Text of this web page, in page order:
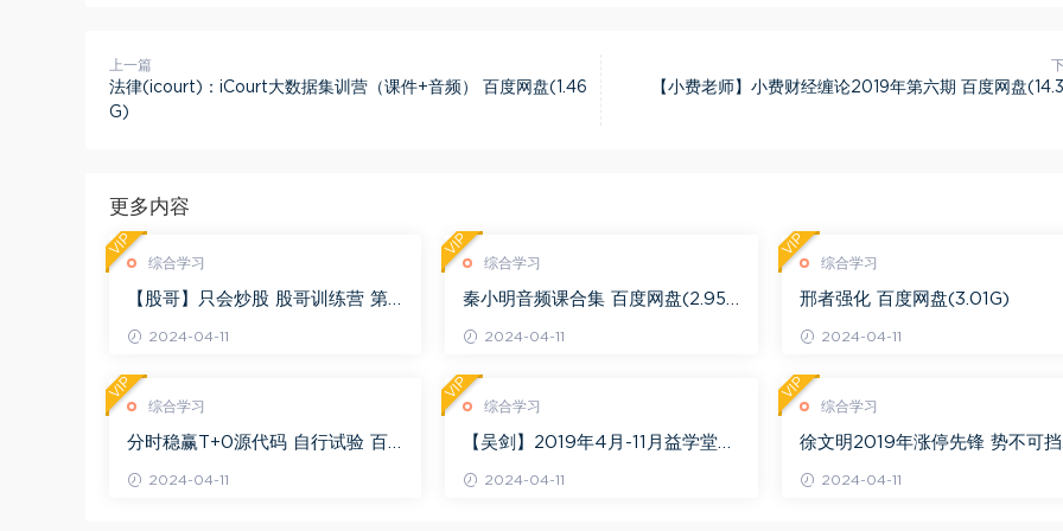
上一篇
法律(icourt)：iCourt大数据集训营（课件+音频） 百度网盘(1.46
G)
【小费老师】小费财经缠论2019年第六期 百度网盘
更多内容
综合学习
【股哥】只会炒股 股哥训练营 第
2024-04-11
VIP
综合学习
秦小明音频课合集 百度网盘(2.95
2024-04-11
VIP
综合学习
邢者强化 百度网盘(3.01G)
2024-04-11
VIP
综合学习
分时稳赢T+0源代码 自行试验 百
2024-04-11
VIP
综合学习
【吴剑】2019年4月-11月益学堂吴
2024-04-11
VIP
综合学习
徐文明2019年涨停先锋 势不可挡
百度网盘(10.98G)
2024-04-11
VIP